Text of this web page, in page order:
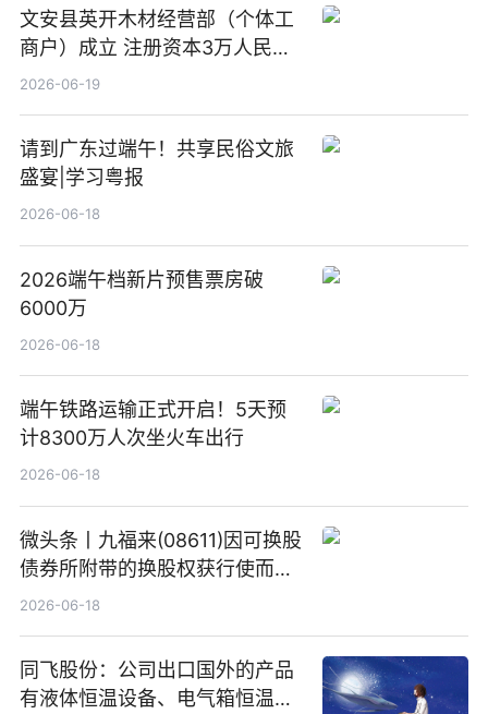
文安县英开木材经营部（个体工
商户）成立 注册资本3万人民币
新要闻
2026-06-19
请到广东过端午！共享民俗文旅
盛宴|学习粤报
2026-06-18
2026端午档新片预售票房破
6000万
2026-06-18
端午铁路运输正式开启！5天预
计8300万人次坐火车出行
2026-06-18
微头条丨九福来(08611)因可换股
债券所附带的换股权获行使而发
行5200万股
2026-06-18
同飞股份：公司出口国外的产品
有液体恒温设备、电气箱恒温装